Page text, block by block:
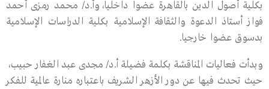
بكلية أصول الدين بالقاهرة عضوا داخليا،وأ.د/ محمد رمزى أحمد
فواز أستاذ الدعوة والثقافة الإسلامية بكلية الدراسات الإسلامية
بدسوق عضوا خارجيا.
وبدأت فعاليات المناقشة بكلمة فضيلة أ.د/ مجدى عبد الغفار حبيب،
حيث تحدث فيها عن دور الأزهر الشريف باعتباره منارة عالمية للفكر